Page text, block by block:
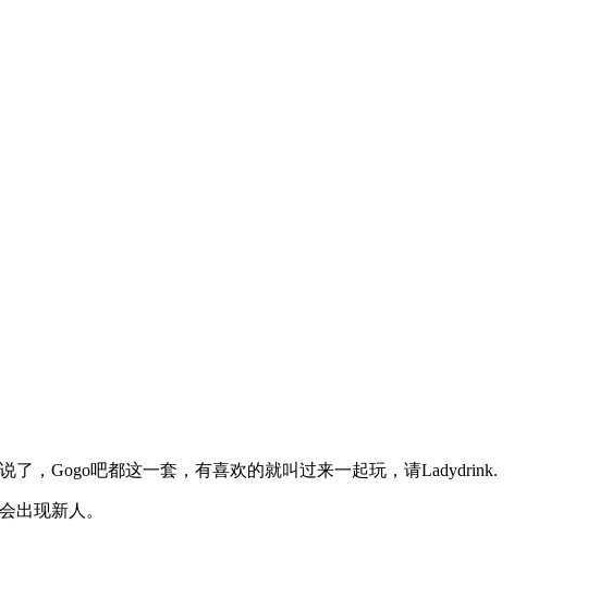
，Gogo吧都这一套，有喜欢的就叫过来一起玩，请Ladydrink.
出现新人。